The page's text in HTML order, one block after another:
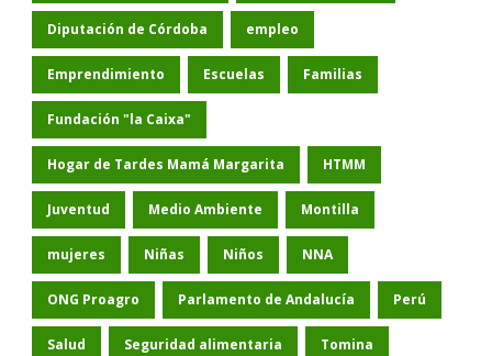
Diputación de Córdoba empleo
Emprendimiento Escuelas Familias
Fundación "la Caixa"
Hogar de Tardes Mamá Margarita HTMM
Juventud Medio Ambiente Montilla
mujeres Niñas Niños NNA
ONG Proagro Parlamento de Andalucía Perú
Salud Seguridad alimentaria Tomina